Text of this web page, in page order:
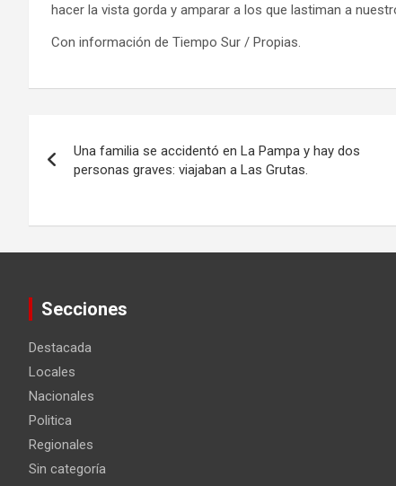
hacer la vista gorda y amparar a los que lastiman a
Con información de Tiempo Sur / Propias.
de
Una familia se accidentó en La Pampa y hay dos
personas graves: viajaban a Las Grutas.
Secciones
Destacada
Locales
Nacionales
Politica
Regionales
Sin categoría